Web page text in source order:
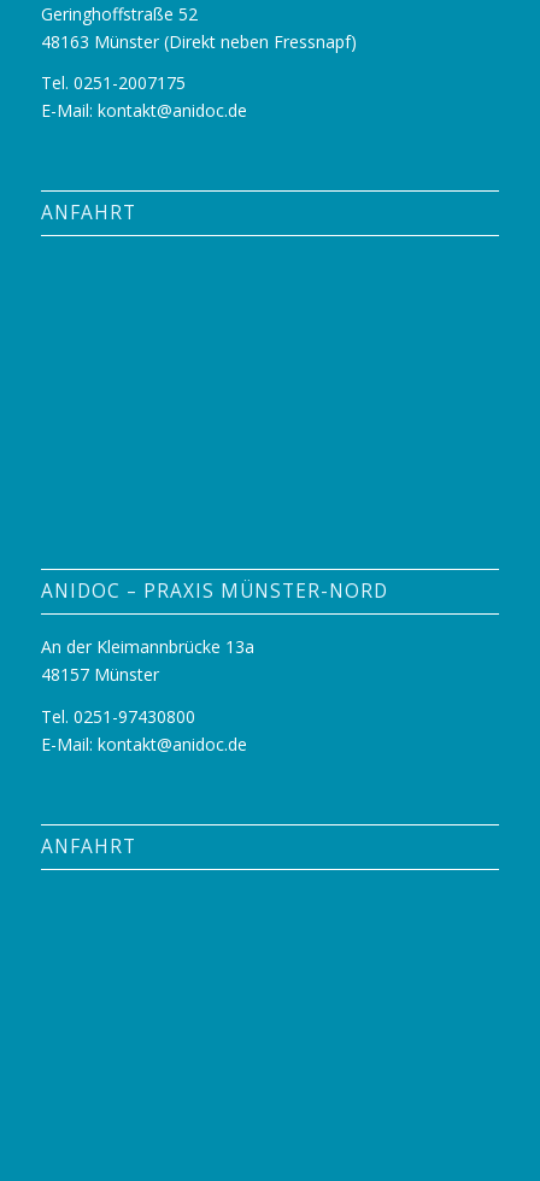
Geringhoffstraße 52
48163 Münster (Direkt neben Fressnapf)
Tel. 0251-2007175
E-Mail: kontakt@anidoc.de
ANFAHRT
ANIDOC – PRAXIS MÜNSTER-NORD
An der Kleimannbrücke 13a
48157 Münster
Tel. 0251-97430800
E-Mail: kontakt@anidoc.de
ANFAHRT